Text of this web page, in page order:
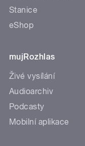
Stanice
eShop
mujRozhlas
Živé vysílání
Audioarchiv
Podcasty
Mobilní aplikace